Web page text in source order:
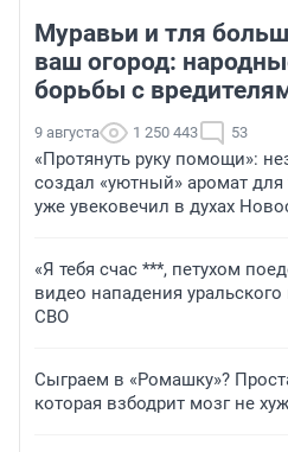
Муравьи и тля
ваш огород:
борьбы с
9 августа 1 250 443 53
«Протянуть руку помощи»:
создал «уютный» аромат
уже увековечил в духах
«Я тебя счас ***, петухом
видео нападения уральского
СВО
Сыграем в «Ромашку»?
которая взбодрит мозг не